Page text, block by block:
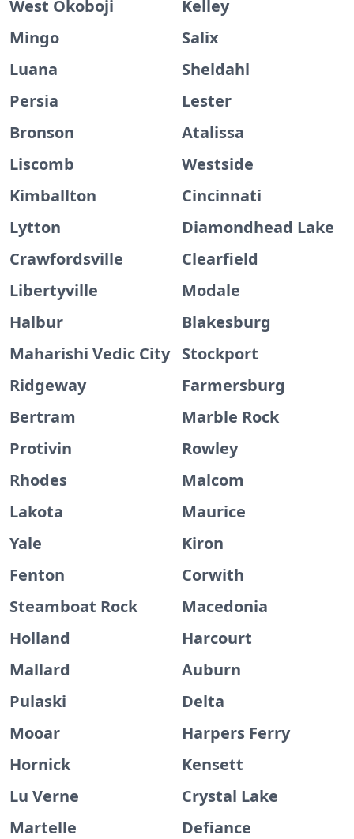
West Okoboji
Kelley
Mingo
Salix
Luana
Sheldahl
Persia
Lester
Bronson
Atalissa
Liscomb
Westside
Kimballton
Cincinnati
Lytton
Diamondhead Lake
Crawfordsville
Clearfield
Libertyville
Modale
Halbur
Blakesburg
Maharishi Vedic City Stockport
Ridgeway
Farmersburg
Bertram
Marble Rock
Protivin
Rowley
Rhodes
Malcom
Lakota
Maurice
Yale
Kiron
Fenton
Corwith
Steamboat Rock
Macedonia
Holland
Harcourt
Mallard
Auburn
Pulaski
Delta
Mooar
Harpers Ferry
Hornick
Kensett
Lu Verne
Crystal Lake
Martelle
Defiance